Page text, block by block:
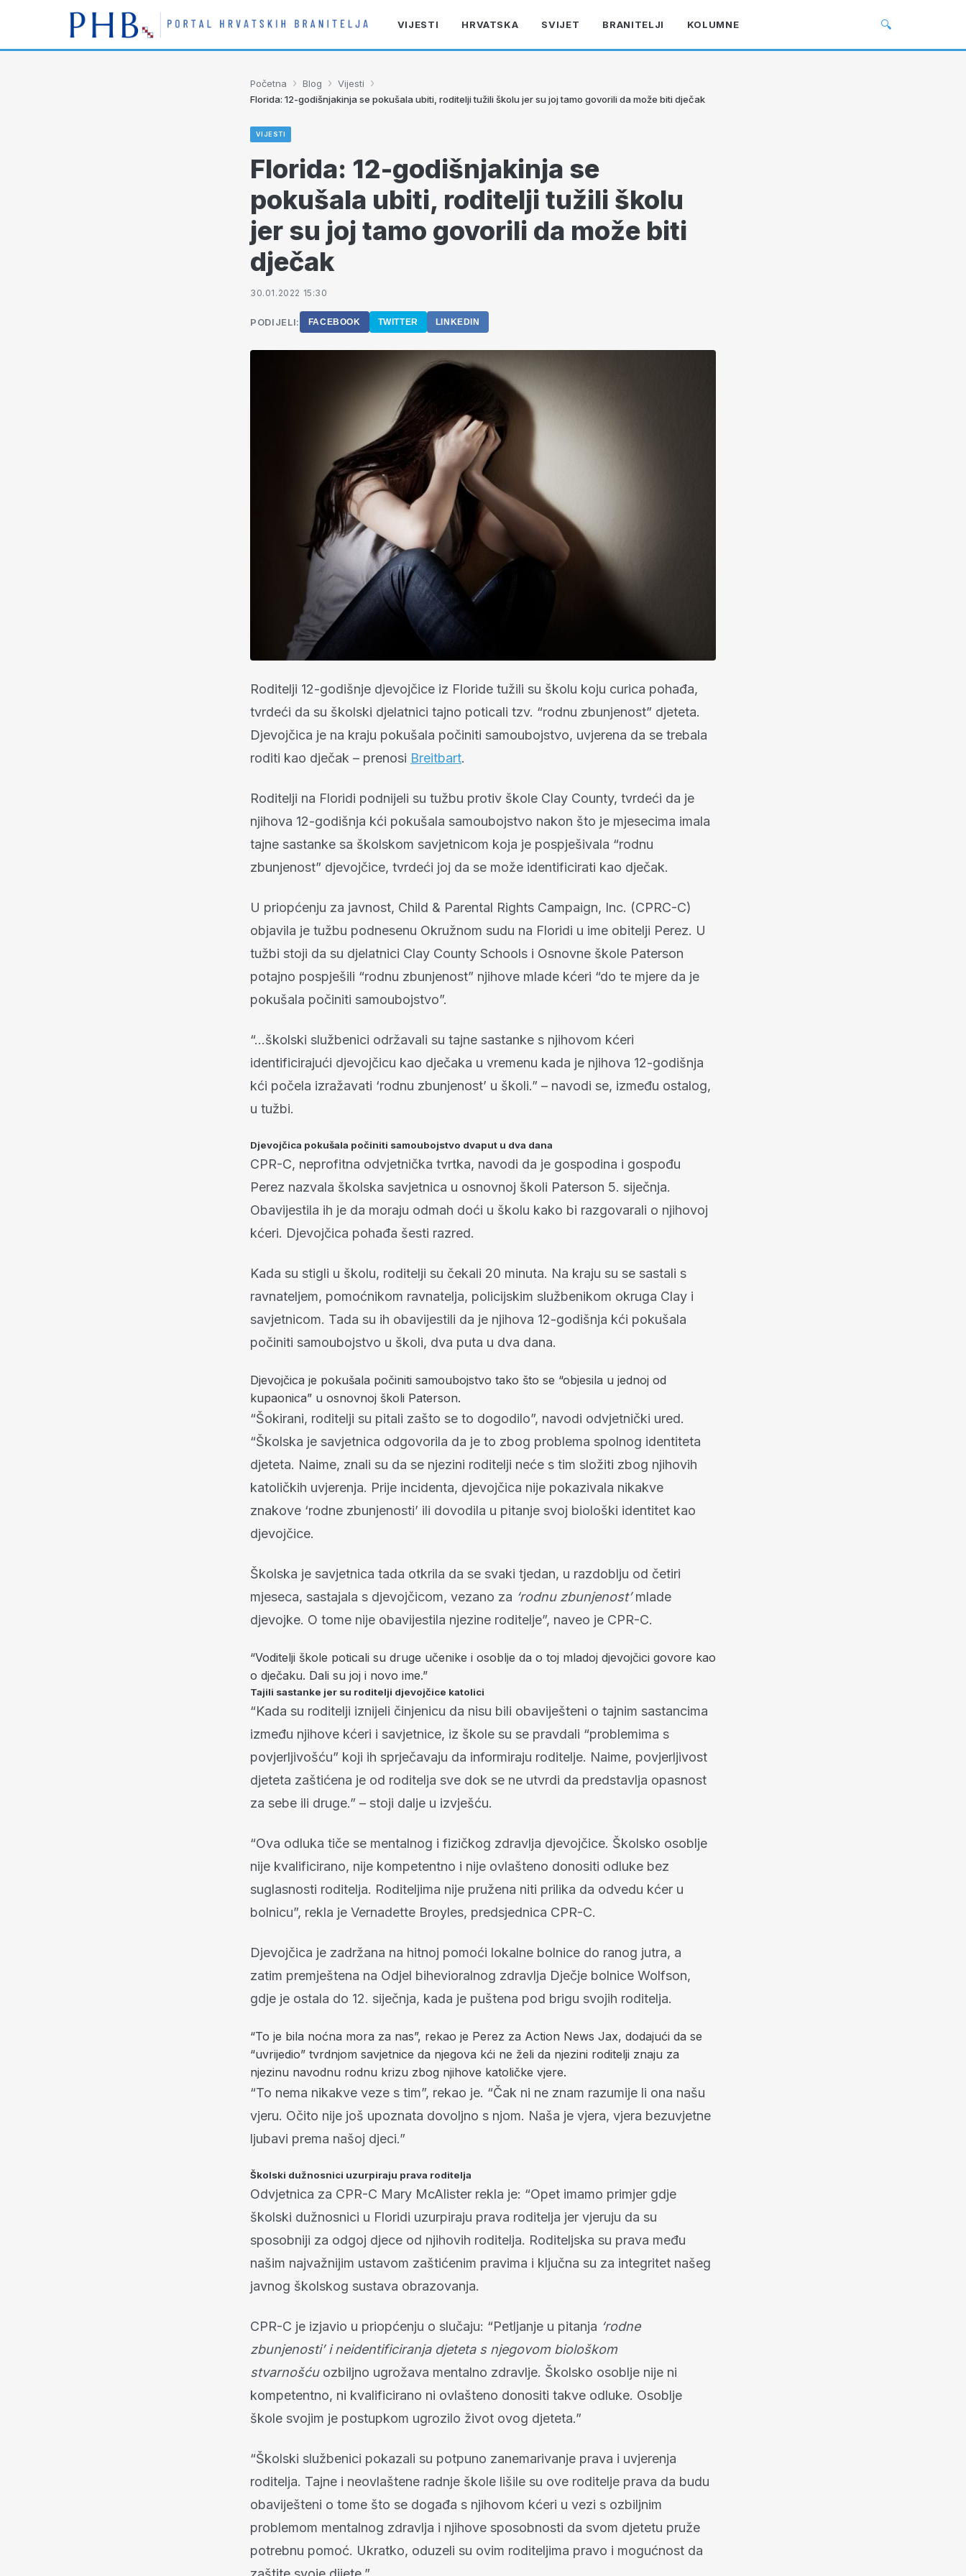
VIJESTI HRVATSKA SVIJET BRANITELJI KOLUMNE 🔍
Početna › Blog › Vijesti ›
Florida: 12-godišnjakinja se pokušala ubiti, roditelji tužili školu jer su joj tamo govorili da može biti dječak
VIJESTI
Florida: 12-godišnjakinja se
pokušala ubiti, roditelji tužili školu
jer su joj tamo govorili da može biti
dječak
30.01.2022 15:30
PODIJELI: FACEBOOK TWITTER LINKEDIN
Roditelji 12-godišnje djevojčice iz Floride tužili su školu koju curica pohađa,
tvrdeći da su školski djelatnici tajno poticali tzv. “rodnu zbunjenost” djeteta.
Djevojčica je na kraju pokušala počiniti samoubojstvo, uvjerena da se trebala
roditi kao dječak – prenosi Breitbart.
Roditelji na Floridi podnijeli su tužbu protiv škole Clay County, tvrdeći da je
njihova 12-godišnja kći pokušala samoubojstvo nakon što je mjesecima imala
tajne sastanke sa školskom savjetnicom koja je pospješivala “rodnu
zbunjenost” djevojčice, tvrdeći joj da se može identificirati kao dječak.
U priopćenju za javnost, Child & Parental Rights Campaign, Inc. (CPRC-C)
objavila je tužbu podnesenu Okružnom sudu na Floridi u ime obitelji Perez. U
tužbi stoji da su djelatnici Clay County Schools i Osnovne škole Paterson
potajno pospješili “rodnu zbunjenost” njihove mlade kćeri “do te mjere da je
pokušala počiniti samoubojstvo”.
“…školski službenici održavali su tajne sastanke s njihovom kćeri
identificirajući djevojčicu kao dječaka u vremenu kada je njihova 12-godišnja
kći počela izražavati ‘rodnu zbunjenost’ u školi.” – navodi se, između ostalog,
u tužbi.
Djevojčica pokušala počiniti samoubojstvo dvaput u dva dana
CPR-C, neprofitna odvjetnička tvrtka, navodi da je gospodina i gospođu
Perez nazvala školska savjetnica u osnovnoj školi Paterson 5. siječnja.
Obavijestila ih je da moraju odmah doći u školu kako bi razgovarali o njihovoj
kćeri. Djevojčica pohađa šesti razred.
Kada su stigli u školu, roditelji su čekali 20 minuta. Na kraju su se sastali s
ravnateljem, pomoćnikom ravnatelja, policijskim službenikom okruga Clay i
savjetnicom. Tada su ih obavijestili da je njihova 12-godišnja kći pokušala
počiniti samoubojstvo u školi, dva puta u dva dana.
Djevojčica je pokušala počiniti samoubojstvo tako što se “objesila u jednoj od
kupaonica” u osnovnoj školi Paterson.
“Šokirani, roditelji su pitali zašto se to dogodilo”, navodi odvjetnički ured.
“Školska je savjetnica odgovorila da je to zbog problema spolnog identiteta
djeteta. Naime, znali su da se njezini roditelji neće s tim složiti zbog njihovih
katoličkih uvjerenja. Prije incidenta, djevojčica nije pokazivala nikakve
znakove ‘rodne zbunjenosti’ ili dovodila u pitanje svoj biološki identitet kao
djevojčice.
Školska je savjetnica tada otkrila da se svaki tjedan, u razdoblju od četiri
mjeseca, sastajala s djevojčicom, vezano za ‘rodnu zbunjenost’mlade
djevojke. O tome nije obavijestila njezine roditelje”, naveo je CPR-C.
“Voditelji škole poticali su druge učenike i osoblje da o toj mladoj djevojčici govore kao
o dječaku. Dali su joj i novo ime.”
Tajili sastanke jer su roditelji djevojčice katolici
“Kada su roditelji iznijeli činjenicu da nisu bili obaviješteni o tajnim sastancima
između njihove kćeri i savjetnice, iz škole su se pravdali “problemima s
povjerljivošću” koji ih sprječavaju da informiraju roditelje. Naime, povjerljivost
djeteta zaštićena je od roditelja sve dok se ne utvrdi da predstavlja opasnost
za sebe ili druge.” – stoji dalje u izvješću.
“Ova odluka tiče se mentalnog i fizičkog zdravlja djevojčice. Školsko osoblje
nije kvalificirano, nije kompetentno i nije ovlašteno donositi odluke bez
suglasnosti roditelja. Roditeljima nije pružena niti prilika da odvedu kćer u
bolnicu”, rekla je Vernadette Broyles, predsjednica CPR-C.
Djevojčica je zadržana na hitnoj pomoći lokalne bolnice do ranog jutra, a
zatim premještena na Odjel bihevioralnog zdravlja Dječje bolnice Wolfson,
gdje je ostala do 12. siječnja, kada je puštena pod brigu svojih roditelja.
“To je bila noćna mora za nas”, rekao je Perez za Action News Jax, dodajući da se
“uvrijedio” tvrdnjom savjetnice da njegova kći ne želi da njezini roditelji znaju za
njezinu navodnu rodnu krizu zbog njihove katoličke vjere.
“To nema nikakve veze s tim”, rekao je. “Čak ni ne znam razumije li ona našu
vjeru. Očito nije još upoznata dovoljno s njom. Naša je vjera, vjera bezuvjetne
ljubavi prema našoj djeci.”
Školski dužnosnici uzurpiraju prava roditelja
Odvjetnica za CPR-C Mary McAlister rekla je: “Opet imamo primjer gdje
školski dužnosnici u Floridi uzurpiraju prava roditelja jer vjeruju da su
sposobniji za odgoj djece od njihovih roditelja. Roditeljska su prava među
našim najvažnijim ustavom zaštićenim pravima i ključna su za integritet našeg
javnog školskog sustava obrazovanja.
CPR-C je izjavio u priopćenju o slučaju: “Petljanje u pitanja ‘rodne
zbunjenosti’ i neidentificiranja djeteta s njegovom biološkom
stvarnošćuozbiljno ugrožava mentalno zdravlje. Školsko osoblje nije ni
kompetentno, ni kvalificirano ni ovlašteno donositi takve odluke. Osoblje
škole svojim je postupkom ugrozilo život ovog djeteta.”
“Školski službenici pokazali su potpuno zanemarivanje prava i uvjerenja
roditelja. Tajne i neovlaštene radnje škole lišile su ove roditelje prava da budu
obaviješteni o tome što se događa s njihovom kćeri u vezi s ozbiljnim
problemom mentalnog zdravlja i njihove sposobnosti da svom djetetu pruže
potrebnu pomoć. Ukratko, oduzeli su ovim roditeljima pravo i mogućnost da